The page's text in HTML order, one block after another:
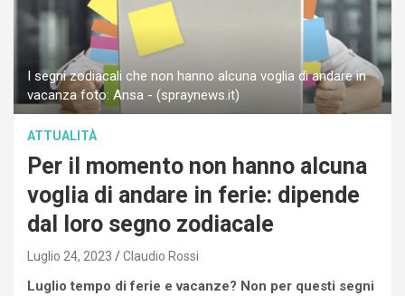
I segni zodiacali che non hanno alcuna voglia di andare in
vacanza foto: Ansa - (spraynews.it)
ATTUALITÀ
Per il momento non hanno alcuna
voglia di andare in ferie: dipende
dal loro segno zodiacale
Luglio 24, 2023 Claudio Rossi
Luglio tempo di ferie e vacanze? Non per questi segni